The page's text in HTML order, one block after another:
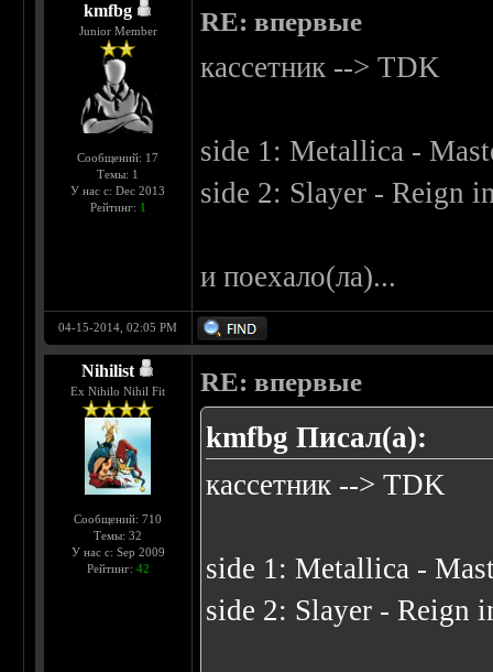
kmfbg
Junior Member
Сообщений: 17
Темы: 1
У нас с: Dec 2013
Рейтинг: 1
RE: впервые
кассетник --> TDK
side 1: Metallica -
side 2: Slayer - Reign
и поехало(ла)...
04-15-2014, 02:05 PM
Nihilist
Ex Nihilo Nihil Fit
Сообщений: 710
Темы: 32
У нас с: Sep 2009
Рейтинг: 42
RE: впервые
kmfbg Писал(а):
кассетник --> TDK
side 1: Metallica -
side 2: Slayer - Reign